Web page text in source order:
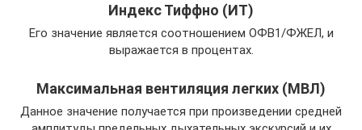
Индекс Тиффно (ИТ)
Его значение является соотношением ОФВ1/ФЖЕЛ, и
выражается в процентах.
Максимальная вентиляция легких (МВЛ)
Данное значение получается при произведении средней